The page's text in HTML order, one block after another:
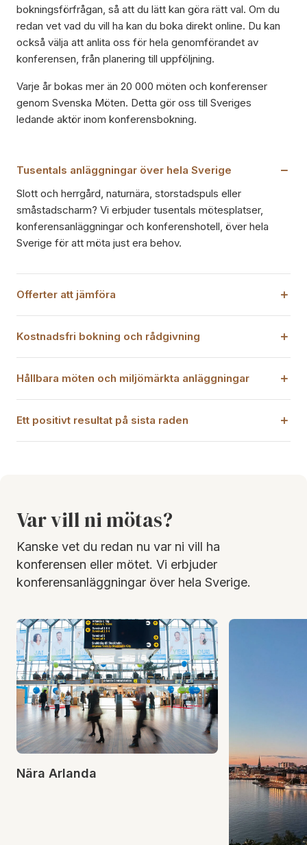
bokningsförfrågan, så att du lätt kan göra rätt val. Om du
redan vet vad du vill ha kan du boka direkt online. Du kan
också välja att anlita oss för hela genomförandet av
konferensen, från planering till uppföljning.
Varje år bokas mer än 20 000 möten och konferenser
genom Svenska Möten. Detta gör oss till Sveriges
ledande aktör inom konferensbokning.
Tusentals anläggningar över hela Sverige
Slott och herrgård, naturnära, storstadspuls eller
småstadscharm? Vi erbjuder tusentals mötesplatser,
konferensanläggningar och konferenshotell, över hela
Sverige för att möta just era behov.
Offerter att jämföra
Kostnadsfri bokning och rådgivning
Hållbara möten och miljömärkta anläggningar
Ett positivt resultat på sista raden
Var vill ni mötas?
Kanske vet du redan nu var ni vill ha
konferensen eller mötet. Vi erbjuder
konferensanläggningar över hela Sverige.
Nära Arlanda